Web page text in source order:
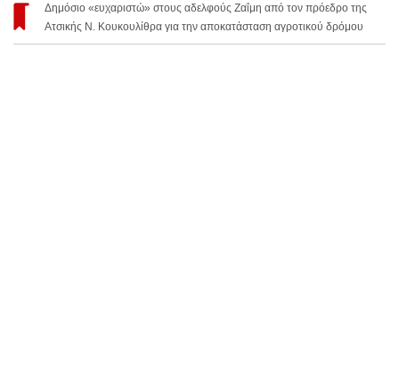
Δημόσιο «ευχαριστώ» στους αδελφούς Ζαΐμη από τον πρόεδρο της
Ατσικής Ν. Κουκουλίθρα για την αποκατάσταση αγροτικού δρόμου